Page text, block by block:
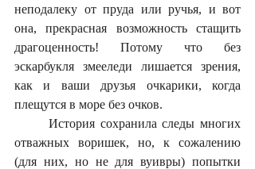
неподалеку от пруда или ручья, и вот
она, прекрасная возможность стащить
драгоценность! Потому что без
эскарбукля змееледи лишается зрения,
как и ваши друзья очкарики, когда
плещутся в море без очков.
отважных воришек, но, к сожалению
(для них, но не для вуивры) попытки